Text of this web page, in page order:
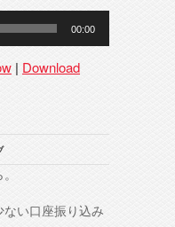
00:00
| Download
い口座振り込み